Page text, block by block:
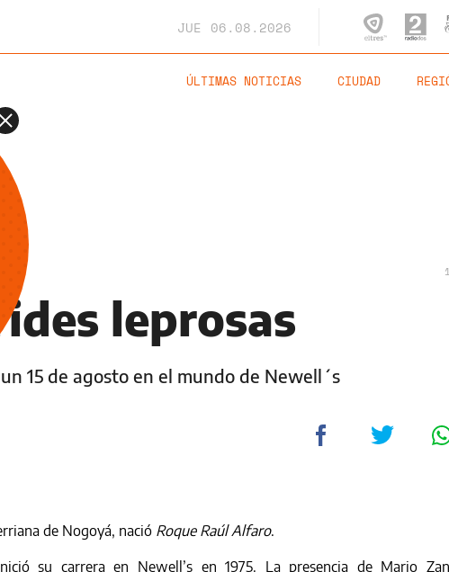
JUE 06.08.2026
ÚLTIMAS NOTICIAS CIUDAD
leprosas
un 15 de agosto en el mundo de Newell´s
de Nogoyá, nació Roque Raúl Alfaro.
su carrera en Newell’s en 1975. La presencia de Mario